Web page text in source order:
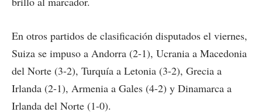
En otros partidos de clasificación disputados el viernes,
Suiza se impuso a Andorra (2-1), Ucrania a Macedonia
del Norte (3-2), Turquía a Letonia (3-2), Grecia a
Irlanda (2-1), Armenia a Gales (4-2) y Dinamarca a
Irlanda del Norte (1-0).